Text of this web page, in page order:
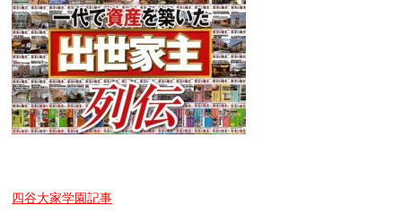
四谷大家学園記事